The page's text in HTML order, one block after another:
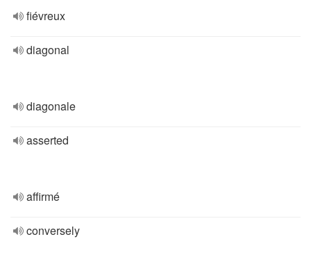
fiévreux
diagonal
diagonale
asserted
affirmé
conversely